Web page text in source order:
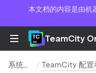
本文档的内容是由机
TeamCity
系统管理